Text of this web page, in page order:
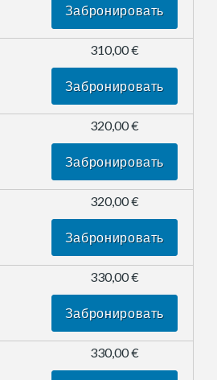
Забронировать
310,00 €
Забронировать
320,00 €
Забронировать
320,00 €
Забронировать
330,00 €
Забронировать
330,00 €